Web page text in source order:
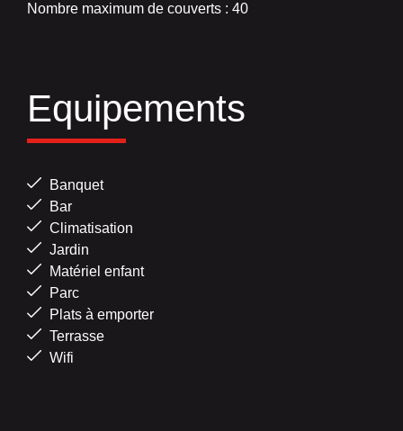
Nombre maximum de couverts : 40
Equipements
Banquet
Bar
Climatisation
Jardin
Matériel enfant
Parc
Plats à emporter
Terrasse
Wifi